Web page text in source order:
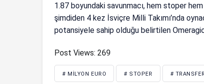
1.87 boyundaki savunmacı, hem stoper
şimdiden 4 kez İsviçre Milli Takımı’nda
potansiyele sahip olduğu belirtilen
Post Views: 269
# MILYON EURO # STOPER # TRANSFER